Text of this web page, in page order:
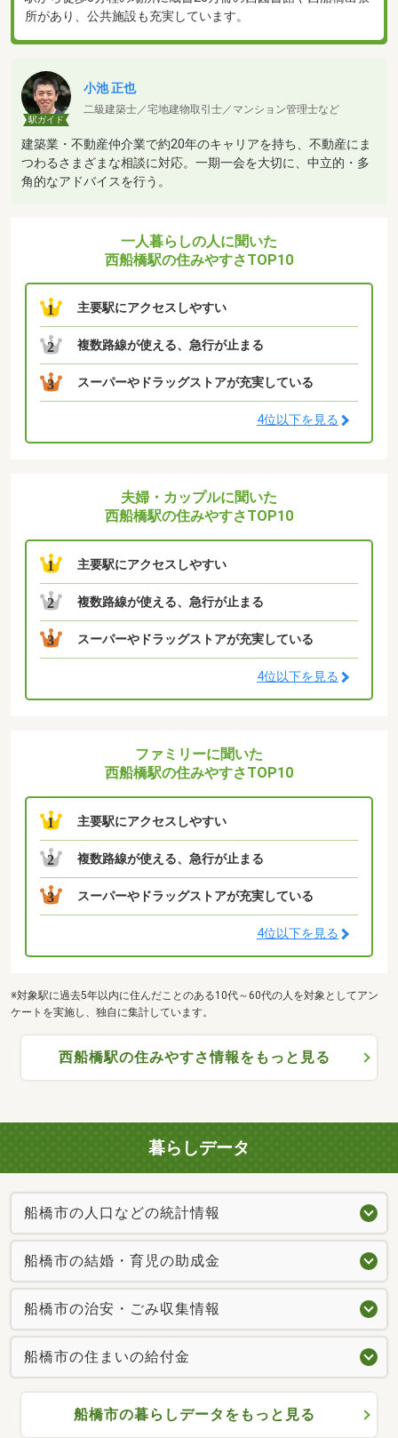
所があり、公共施設も充実しています。
駅ガイド
小池 正也
二級建築士／宅地建物取引士／マンション管理士など
建築業・不動産仲介業で約20年のキャリアを持ち、不動産にま
つわるさまざまな相談に対応。一期一会を大切に、中立的・多
角的なアドバイスを行う。
一人暮らしの人に聞いた
西船橋駅の住みやすさTOP10
1 主要駅にアクセスしやすい
2 複数路線が使える、急行が止まる
3 スーパーやドラッグストアが充実している
4位以下を見る
夫婦・カップルに聞いた
西船橋駅の住みやすさTOP10
1 主要駅にアクセスしやすい
2 複数路線が使える、急行が止まる
3 スーパーやドラッグストアが充実している
4位以下を見る
ファミリーに聞いた
西船橋駅の住みやすさTOP10
1 主要駅にアクセスしやすい
2 複数路線が使える、急行が止まる
3 スーパーやドラッグストアが充実している
4位以下を見る
※対象駅に過去5年以内に住んだことのある10代～60代の人を対象としてアン
ケートを実施し、独自に集計しています。
西船橋駅の住みやすさ情報をもっと見る
暮らしデータ
船橋市の人口などの統計情報
船橋市の結婚・育児の助成金
船橋市の治安・ごみ収集情報
船橋市の住まいの給付金
船橋市の暮らしデータをもっと見る